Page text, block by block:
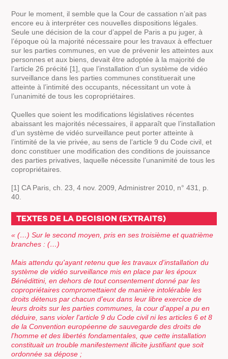
Pour le moment, il semble que la Cour de cassation n’ait pas
encore eu à interpréter ces nouvelles dispositions légales.
Seule une décision de la cour d’appel de Paris a pu juger, à
l’époque où la majorité nécessaire pour les travaux à effectuer
sur les parties communes, en vue de prévenir les atteintes aux
personnes et aux biens, devait être adoptée à la majorité de
l’article 26 précité [1], que l’installation d’un système de vidéo
surveillance dans les parties communes constituerait une
atteinte à l’intimité des occupants, nécessitant un vote à
l’unanimité de tous les copropriétaires.
Quelles que soient les modifications législatives récentes
abaissant les majorités nécessaires, il apparaît que l’installation
d’un système de vidéo surveillance peut porter atteinte à
l’intimité de la vie privée, au sens de l’article 9 du Code civil, et
donc constituer une modification des conditions de jouissance
des parties privatives, laquelle nécessite l’unanimité de tous les
copropriétaires.
[1] CA Paris, ch. 23, 4 nov. 2009, Administrer 2010, n° 431, p.
40.
TEXTES DE LA DECISION (EXTRAITS)
« (…)Sur le second moyen, pris en ses troisième et quatrième
branches :(…)
Mais attendu qu'ayant retenu que les travaux d'installation du
système de vidéo surveillance mis en place par les époux
Bénédittini, en dehors de tout consentement donné par les
copropriétaires compromettaient de manière intolérable les
droits détenus par chacun d'eux dans leur libre exercice de
leurs droits sur les parties communes, la cour d'appel a pu en
déduire, sans violer l'article 9 du Code civil ni les articles 6 et 8
de la Convention européenne de sauvegarde des droits de
l'homme et des libertés fondamentales, que cette installation
constituait un trouble manifestement illicite justifiant que soit
ordonnée sa dépose ;